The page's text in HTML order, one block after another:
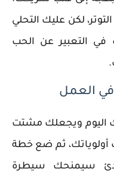
لكن عليك التحلي
في التعبير عن الحب
في العمل
اليوم ويجعلك مشتت
أولوياتك، ثم ضع خطة
سيمنحك سيطرة